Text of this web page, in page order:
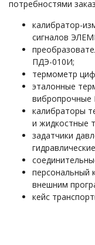
потребностями
калибратор-
сигналов
ПДЭ-010И;
термометр
эталонные
вибропрочные
калибраторы
и жидкостные
задатчики
персональный
внешним
кейс